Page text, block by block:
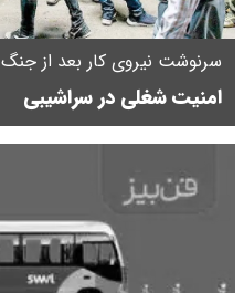
سرنوشت نیروی کار بعد از جنگ
امنیت شغلی در سراشیبی